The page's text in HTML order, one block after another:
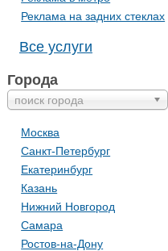
Реклама на задних стеклах
Все услуги
Города
поиск города
Москва
Санкт-Петербург
Екатеринбург
Казань
Нижний Новгород
Самара
Ростов-на-Дону